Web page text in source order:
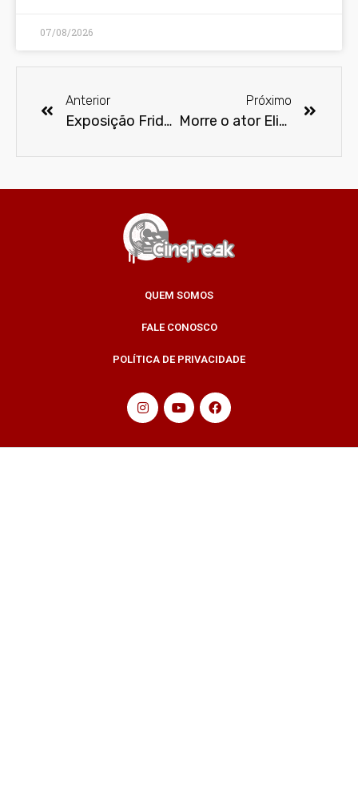
07/08/2026
Anterior
Exposição Frida Kahlo e as mulheres surrealistas no México chega à SP
Próximo
Morre o ator Elias Gleizer
QUEM SOMOS
FALE CONOSCO
POLÍTICA DE PRIVACIDADE